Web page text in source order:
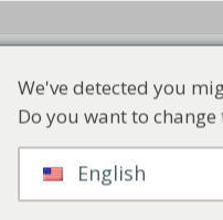
Lar Quem
We've detected you
Do you want to change
English